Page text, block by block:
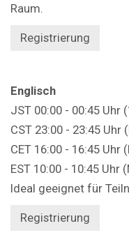
Raum.
Registrierung
Englisch
JST 00:00 - 00:45 Uhr
CST 23:00 - 23:45 Uhr
CET 16:00 - 16:45 Uhr
EST 10:00 - 10:45 Uhr
Ideal geeignet für
Registrierung